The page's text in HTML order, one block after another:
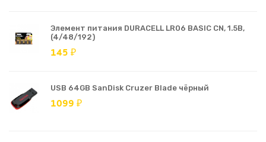
Элемент питания DURACELL LR06 BASIC CN, 1.5В,
(4/48/192)
145 ₽
USB 64GB SanDisk Cruzer Blade чёрный
1099 ₽